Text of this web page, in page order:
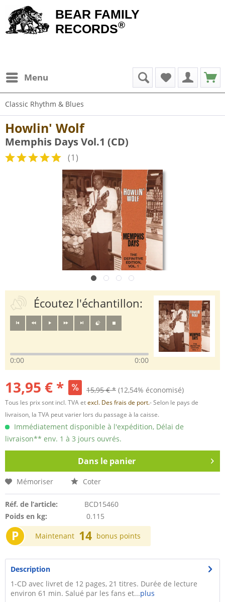
BEAR FAMILY
RECORDS®
Menu
Classic Rhythm & Blues
Howlin' Wolf
Memphis Days Vol.1 (CD)
(1)
Écoutez l'échantillon:
0:00 0:00
13,95 € * 15,95 € * (12,54% économisé)
Tous les prix sont incl. TVA etexcl. Des frais de port.- Selon le pays de
livraison, la TVA peut varier lors du passage à la caisse.
Immédiatement disponible à l'expédition, Délai de
livraison** env. 1 à 3 jours ouvrés.
Dans le panier
Mémoriser Coter
Réf. de l’article:
BCD15460
Poids en kg:
0.115
P Maintenant 14 bonus points
Description
1-CD avec livret de 12 pages, 21 titres. Durée de lecture
environ 61 min. Salué par les fans et...plus